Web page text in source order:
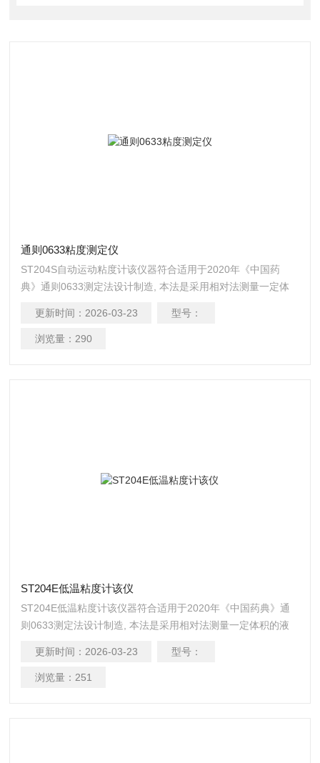
通则0633粘度测定仪
ST204S自动运动粘度计该仪器符合适用于2020年《中国药
典》通则0633测定法设计制造, 本法是采用相对法测量一定体
运动黏度。 通则0633粘度测定仪
更新时间： 2026-03-23 型号：
浏览量： 290
ST204E低温粘度计该仪
ST204E低温粘度计该仪器符合适用于2020年《中国药典》通
则0633测定法设计制造, 本法是采用相对法测量一定体积的液
度。 可同时安放四支粘度及进行实验，采用彩色液晶大屏幕中
文显示，无标识按键， 温度测量采用精密铂电阻PT100，-50℃
更新时间： 2026-03-23 型号：
浏览量： 251